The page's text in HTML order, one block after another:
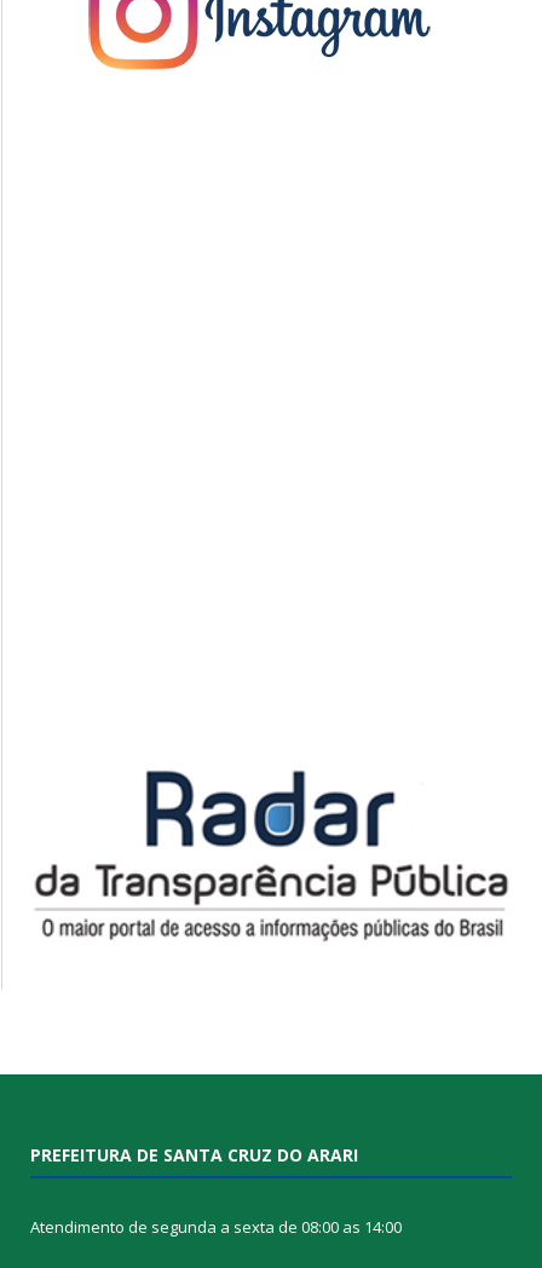
PREFEITURA DE SANTA CRUZ DO ARARI
Atendimento de segunda a sexta de 08:00 as 14:00